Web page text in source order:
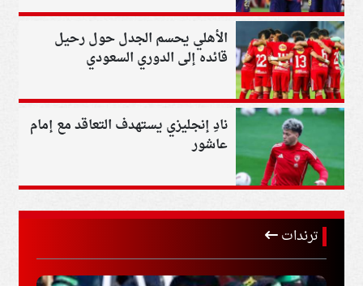
الأهلي يحسم الجدل حول رحيل
قائده إلى الدوري السعودي
نادِ إنجليزي يستهدف التعاقد مع إمام
عاشور
ترندات